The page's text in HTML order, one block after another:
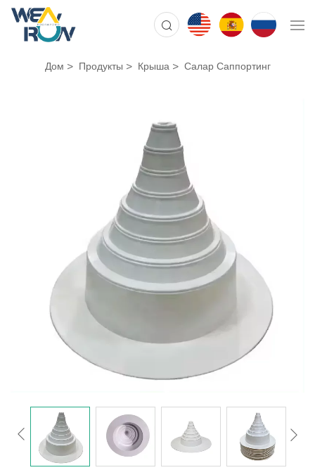
Дом Продукты Крыша Салар Саппортинг